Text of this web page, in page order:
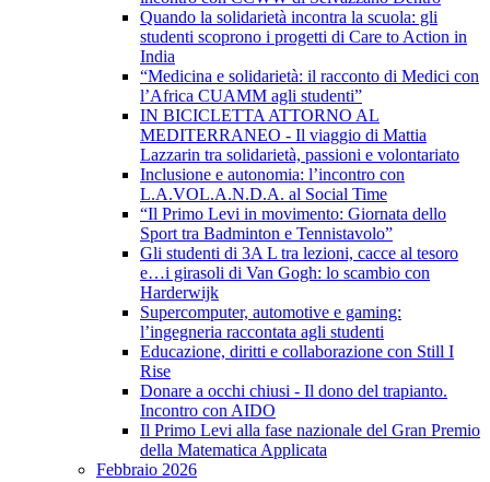
Quando la solidarietà incontra la scuola: gli
studenti scoprono i progetti di Care to Action in
India
“Medicina e solidarietà: il racconto di Medici con
l’Africa CUAMM agli studenti”
IN BICICLETTA ATTORNO AL
MEDITERRANEO - Il viaggio di Mattia
Lazzarin tra solidarietà, passioni e volontariato
Inclusione e autonomia: l’incontro con
L.A.VOL.A.N.D.A. al Social Time
“Il Primo Levi in movimento: Giornata dello
Sport tra Badminton e Tennistavolo”
Gli studenti di 3A L tra lezioni, cacce al tesoro
e…i girasoli di Van Gogh: lo scambio con
Harderwijk
Supercomputer, automotive e gaming:
l’ingegneria raccontata agli studenti
Educazione, diritti e collaborazione con Still I
Rise
Donare a occhi chiusi - Il dono del trapianto.
Incontro con AIDO
Il Primo Levi alla fase nazionale del Gran Premio
della Matematica Applicata
Febbraio 2026